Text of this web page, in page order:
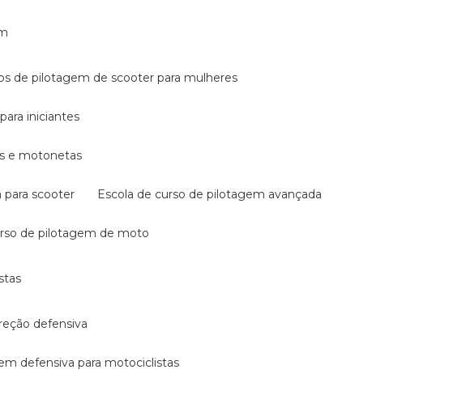
de pilotagem de scooter para mulheres
iniciantes
e motonetas
para scooter escola de curso de pilotagem avançada
de pilotagem de moto
defensiva
defensiva para motociclistas